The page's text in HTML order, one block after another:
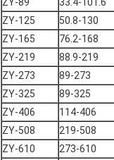
ZY-89
33.4-101.6
ZY-125
50.8-130
ZY-165
76.2-168
ZY-219
88.9-219
ZY-273
89-273
ZY-325
89-325
ZY-406
114-406
ZY-508
219-508
ZY-610
273-610